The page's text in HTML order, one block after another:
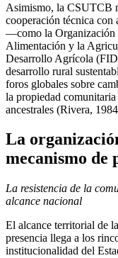
Asimismo, la CSUTCB
cooperación técnica con
—como la Organización
Alimentación y la
Desarrollo Agrícola
desarrollo rural
foros globales sobre
la propiedad
ancestrales (Rivera,
La
mecanismo de
La resistencia de la
alcance nacional
El alcance territorial de
presencia llega a los
institucionalidad del